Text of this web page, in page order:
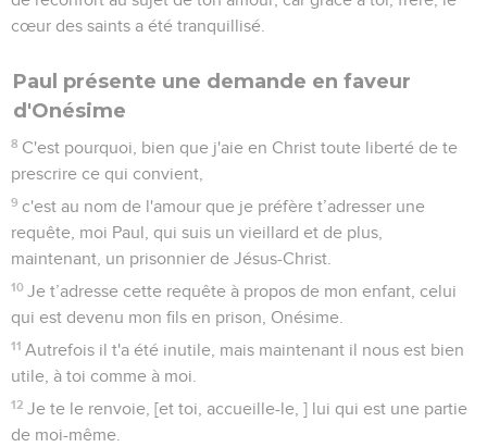
cœur des saints a été tranquillisé.
Paul présente une demande en faveur
d'Onésime
8 C'est pourquoi, bien que j'aie en Christ toute liberté de te
prescrire ce qui convient,
9 c'est au nom de l'amour que je préfère t’adresser une
requête, moi Paul, qui suis un vieillard et de plus,
maintenant, un prisonnier de Jésus-Christ.
10 Je t’adresse cette requête à propos de mon enfant, celui
qui est devenu mon fils en prison, Onésime.
11 Autrefois il t'a été inutile, mais maintenant il nous est bien
utile, à toi comme à moi.
12 Je te le renvoie, [et toi, accueille-le, ] lui qui est une partie
de moi-même.